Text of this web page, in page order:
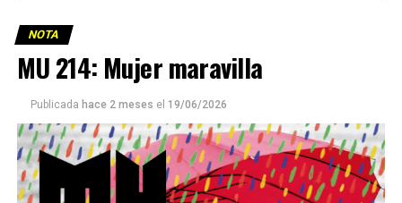
Este número 215 de MU ☝️viene con doble tapa, que
podría ser una frase:
Sin chamuyo, a remarla.
NOTA
MU 214: Mujer maravilla
Publicada hace 2 meses el 19/06/2026